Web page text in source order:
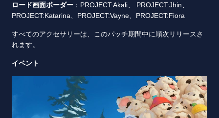
ロード画面ボーダー ：PROJECT:Akali、 PROJECT:Jhin、
PROJECT:Katarina、PROJECT:Vayne、PROJECT:Fiora
すべてのアクセサリーは、このパッチ期間中に順次リリースさ
れます。
イベント